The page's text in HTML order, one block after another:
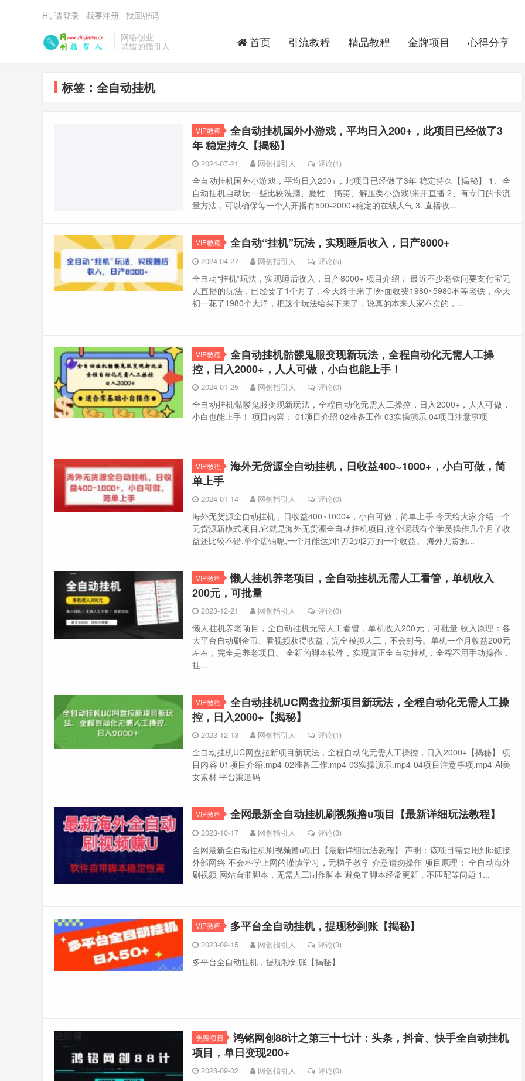
网络创业
试错的指引人 首页 引流教程 精品教程 金牌项目 心得分享
Hi, 请登录 我要注册 找回密码
标签：全自动挂机
VIP教程
全自动挂机国外小游戏，平均日入200+，此项目已经做了3
年 稳定持久【揭秘】
2024-07-21 网创指引人 评论(1)
全自动挂机国外小游戏，平均日入200+，此项目已经做了3年 稳定持久【揭秘】 1、全
自动挂机自动玩一些比较洗脑、魔性、搞笑、解压类小游戏!来开直播 2、有专门的卡流
量方法，可以确保每一个人开播有500-2000+稳定的在线人气 3. 直播收...
VIP教程 全自动“挂机”玩法，实现睡后收入，日产8000+
2024-04-27 网创指引人 评论(5)
全自动“挂机”玩法，实现睡后收入，日产8000+ 项目介绍： 最近不少老铁问要支付宝无
人直播的玩法，已经要了1个月了，今天终于来了!外面收费1980~5980不等老铁，今天
初一花了1980个大洋，把这个玩法给买下来了，说真的本来人家不卖的，...
VIP教程
全自动挂机骷髅鬼服变现新玩法，全程自动化无需人工操
控，日入2000+，人人可做，小白也能上手！
2024-01-25 网创指引人 评论(0)
全自动挂机骷髅鬼服变现新玩法，全程自动化无需人工操控，日入2000+，人人可做，
小白也能上手！ 项目内容： 01项目介绍 02准备工作 03实操演示 04项目注意事项
VIP教程
海外无货源全自动挂机，日收益400~1000+，小白可做，简
单上手
2024-01-14 网创指引人 评论(0)
海外无货源全自动挂机，日收益400~1000+，小白可做，简单上手 今天给大家介绍一个
无货源新模式项目,它就是海外无货源全自动挂机项目,这个呢我有个学员操作几个月了收
益还比较不错,单个店铺呢,一个月能达到1万2到2万的一个收益。 海外无货源...
VIP教程
懒人挂机养老项目，全自动挂机无需人工看管，单机收入
200元，可批量
2023-12-21 网创指引人 评论(0)
懒人挂机养老项目，全自动挂机无需人工看管，单机收入200元，可批量 收入原理：各
大平台自动刷金币、看视频获得收益，完全模拟人工，不会封号。单机一个月收益200元
左右，完全是养老项目。 全新的脚本软件，实现真正全自动挂机，全程不用手动操作，
挂...
VIP教程
全自动挂机UC网盘拉新项目新玩法，全程自动化无需人工操
控，日入2000+【揭秘】
2023-12-13 网创指引人 评论(1)
全自动挂机UC网盘拉新项目新玩法，全程自动化无需人工操控，日入2000+【揭秘】 项
目内容 01项目介绍.mp4 02准备工作.mp4 03实操演示.mp4 04项目注意事项.mp4 Al美
女素材 平台渠道码
VIP教程 全网最新全自动挂机刷视频撸u项目【最新详细玩法教程】
2023-10-17 网创指引人 评论(3)
全网最新全自动挂机刷视频撸u项目【最新详细玩法教程】 声明：该项目需要用到ip链接
外部网络 不会科学上网的谨慎学习，无梯子教学 介意请勿操作 项目原理： 全自动海外
刷视频 网站自带脚本，无需人工制作脚本 避免了脚本经常更新，不匹配等问题 1...
VIP教程 多平台全自动挂机，提现秒到账【揭秘】
2023-09-15 网创指引人 评论(3)
多平台全自动挂机，提现秒到账【揭秘】
免费项目
鸿铭网创88计之第三十七计：头条，抖音、快手全自动挂机
项目，单日变现200+
2023-09-02 网创指引人 评论(0)